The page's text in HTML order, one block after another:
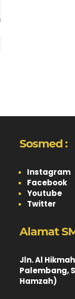
Sosmed :
Instagram
Facebook
Youtube
Twitter
Alamat
Jln. Al
Palembang,
Hamzah)